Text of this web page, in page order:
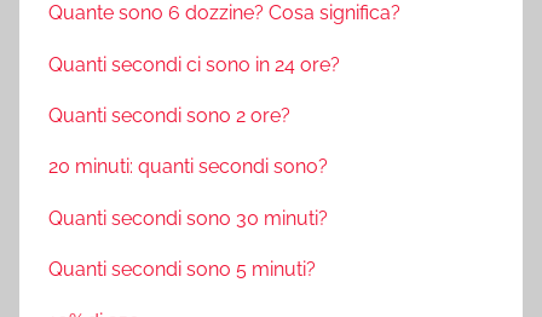
Quante sono 6 dozzine? Cosa significa?
Quanti secondi ci sono in 24 ore?
Quanti secondi sono 2 ore?
20 minuti: quanti secondi sono?
Quanti secondi sono 30 minuti?
Quanti secondi sono 5 minuti?